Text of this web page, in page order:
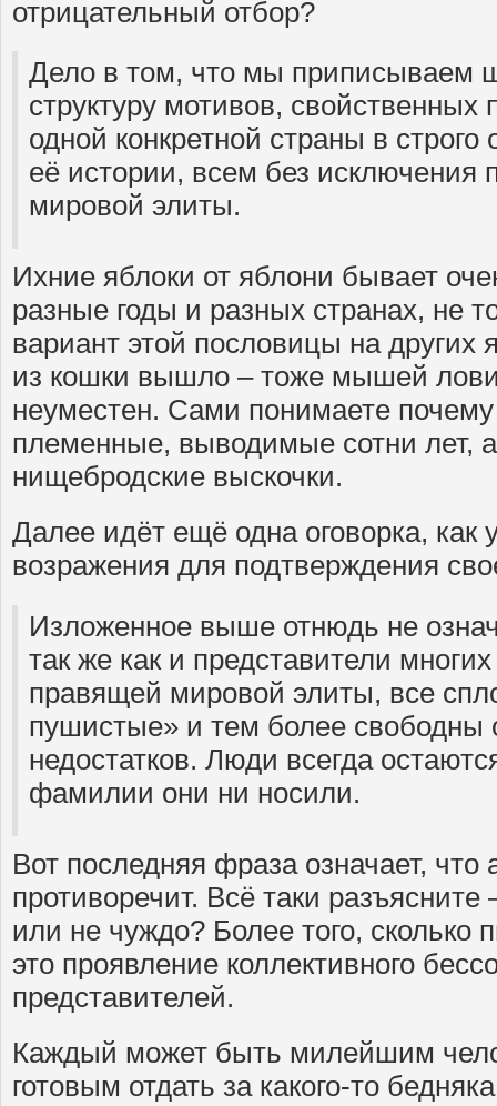
отрицательный отбор?
Дело в том, что мы приписываем
структуру мотивов, свойственных
одной конкретной страны в
её истории, всем без исключения
мировой элиты.
Ихние яблоки от яблони бывает
разные годы и разных странах, не
вариант этой пословицы на других
из кошки вышло – тоже мышей
неуместен. Сами понимаете
племенные, выводимые сотни лет,
нищебродские выскочки.
Далее идёт ещё одна оговорка,
возражения для подтверждения
Изложенное выше отнюдь не
так же как и представители
правящей мировой элиты, все
пушистые» и тем более свободны
недостатков. Люди всегда
фамилии они ни носили.
Вот последняя фраза означает, что
противоречит. Всё таки
или не чуждо? Более того, сколько
это проявление коллективного
представителей.
Каждый может быть милейшим
готовым отдать за какого-то